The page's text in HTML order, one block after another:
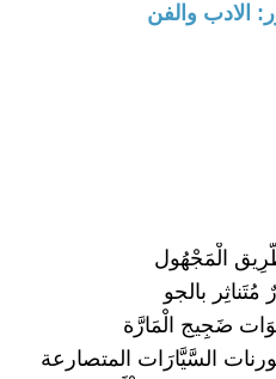
الادب والفن
الْمَجْهُول
مُتَناثِر بالجو
ضَجِيج الْمَارَّة
السَّيَّارَات المتصارعة